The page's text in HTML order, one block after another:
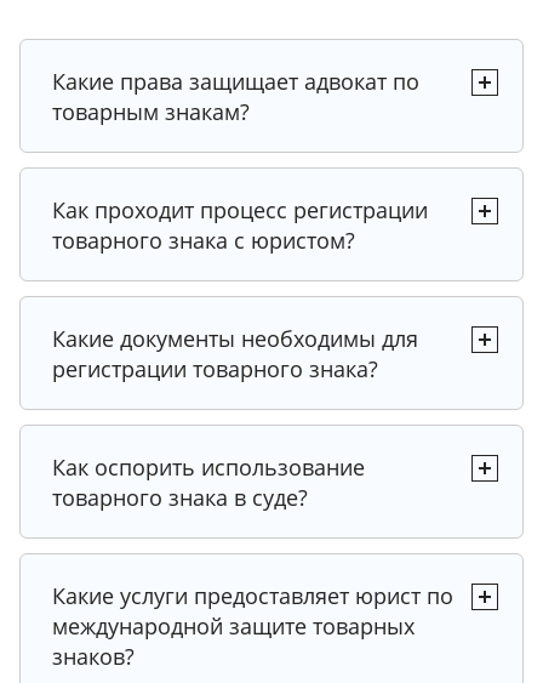
Какие права защищает адвокат по
товарным знакам?
Как проходит процесс регистрации
товарного знака с юристом?
Какие документы необходимы для
регистрации товарного знака?
Как оспорить использование
товарного знака в суде?
Какие услуги предоставляет юрист по
международной защите товарных
знаков?